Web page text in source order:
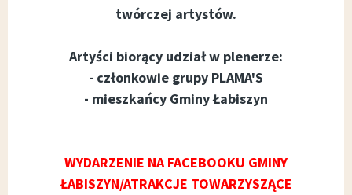
twórczej artystów.
Artyści biorący udział w plenerze:
- członkowie grupy PLAMA'S
- mieszkańcy Gminy Łabiszyn
WYDARZENIE NA FACEBOOKU GMINY
ŁABISZYN/ATRAKCJE TOWARZYSZĄCE